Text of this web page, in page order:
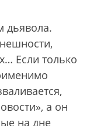
дьявола.
Если только
а он
на дне